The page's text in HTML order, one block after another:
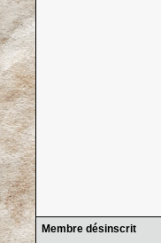
Membre désinscrit